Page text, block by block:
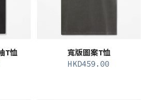
T恤
寬版圖案T恤
HKD459.00